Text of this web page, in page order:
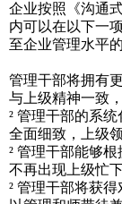
企业按照《沟通
内可以在以下一
至企业管理水平
管理干部将拥有
与上级精神一致
² 管理干部的系
全面细致，上级
² 管理干部能够
不再出现上级忙
² 管理干部将获